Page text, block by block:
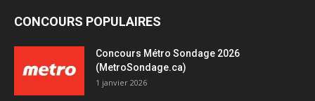
CONCOURS POPULAIRES
Concours Métro Sondage 2026
(MetroSondage.ca)
1 janvier 2026